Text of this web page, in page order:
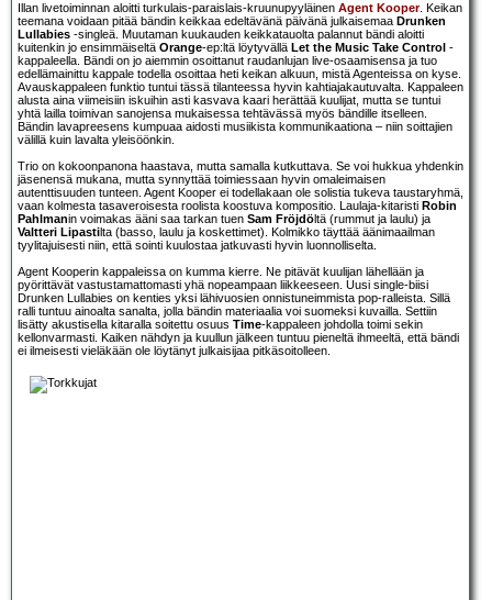
Illan livetoiminnan aloitti turkulais-paraislais-kruunupyyläinen Agent Kooper. Keikan
teemana voidaan pitää bändin keikkaa edeltävänä päivänä julkaisemaa Drunken
Lullabies -singleä. Muutaman kuukauden keikkatauolta palannut bändi aloitti
kuitenkin jo ensimmäiseltä Orange-ep:ltä löytyvällä Let the Music Take Control -
kappaleella. Bändi on jo aiemmin osoittanut raudanlujan live-osaamisensa ja tuo
edellämainittu kappale todella osoittaa heti keikan alkuun, mistä Agenteissa on kyse.
Avauskappaleen funktio tuntui tässä tilanteessa hyvin kahtiajakautuvalta. Kappaleen
alusta aina viimeisiin iskuihin asti kasvava kaari herättää kuulijat, mutta se tuntui
yhtä lailla toimivan sanojensa mukaisessa tehtävässä myös bändille itselleen.
Bändin lavapreesens kumpuaa aidosti musiikista kommunikaationa – niin soittajien
välillä kuin lavalta yleisöönkin.
Trio on kokoonpanona haastava, mutta samalla kutkuttava. Se voi hukkua yhdenkin
jäsenensä mukana, mutta synnyttää toimiessaan hyvin omaleimaisen
autenttisuuden tunteen. Agent Kooper ei todellakaan ole solistia tukeva taustaryhmä,
vaan kolmesta tasaveroisesta roolista koostuva kompositio. Laulaja-kitaristi Robin
Pahlmanin voimakas ääni saa tarkan tuen Sam Fröjdöltä (rummut ja laulu) ja
Valtteri Lipastilta (basso, laulu ja koskettimet). Kolmikko täyttää äänimaailman
tyylitajuisesti niin, että sointi kuulostaa jatkuvasti hyvin luonnolliselta.
Agent Kooperin kappaleissa on kumma kierre. Ne pitävät kuulijan lähellään ja
pyörittävät vastustamattomasti yhä nopeampaan liikkeeseen. Uusi single-biisi
Drunken Lullabies on kenties yksi lähivuosien onnistuneimmista pop-ralleista. Sillä
ralli tuntuu ainoalta sanalta, jolla bändin materiaalia voi suomeksi kuvailla. Settiin
lisätty akustisella kitaralla soitettu osuus Time-kappaleen johdolla toimi sekin
kellonvarmasti. Kaiken nähdyn ja kuullun jälkeen tuntuu pieneltä ihmeeltä, että bändi
ei ilmeisesti vieläkään ole löytänyt julkaisijaa pitkäsoitolleen.